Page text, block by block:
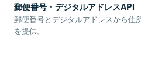
郵便番号・デジタルアドレスAPI
郵便番号とデジタルアドレスから住
を提供。